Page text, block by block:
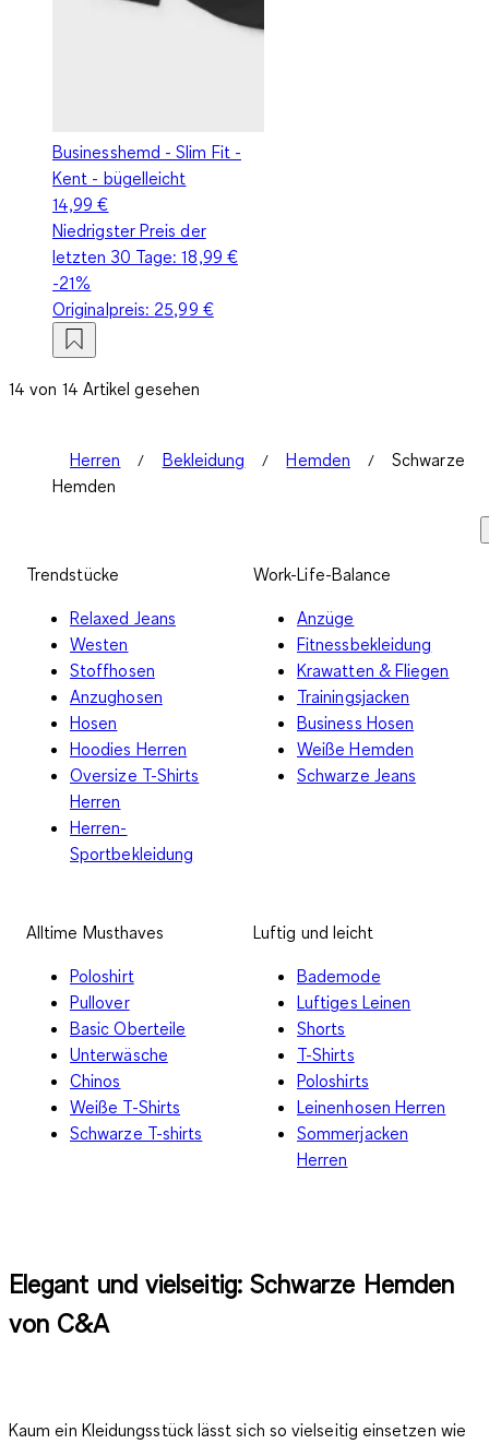
Businesshemd - Slim Fit -
Kent - bügelleicht
14,99 €
Niedrigster Preis der
letzten 30 Tage:18,99 €
-21%
Originalpreis: 25,99 €
14 von 14 Artikel gesehen
Herren Bekleidung Hemden
Schwarze
Hemden
Trendstücke
Relaxed Jeans
Westen
Stoffhosen
Anzughosen
Hosen
Hoodies Herren
Oversize T-Shirts
Herren
Herren-
Sportbekleidung
Work-Life-Balance
Anzüge
Fitnessbekleidung
Krawatten & Fliegen
Trainingsjacken
Business Hosen
Weiße Hemden
Schwarze Jeans
Alltime Musthaves
Poloshirt
Pullover
Basic Oberteile
Unterwäsche
Chinos
Weiße T-Shirts
Schwarze T-shirts
Luftig und leicht
Bademode
Luftiges Leinen
Shorts
T-Shirts
Poloshirts
Leinenhosen Herren
Sommerjacken
Herren
Elegant und vielseitig: Schwarze Hemden
von C&A
Kaum ein Kleidungsstück lässt sich so vielseitig einsetzen wie